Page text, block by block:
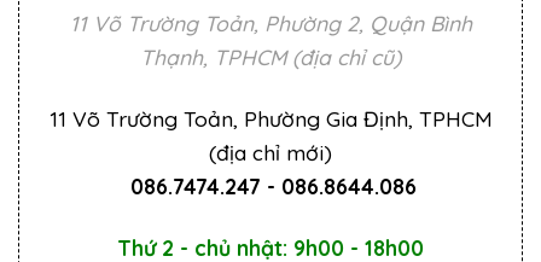
11 Võ Trường Toản, Phường 2, Quận Bình
Thạnh, TPHCM (địa chỉ cũ)
11 Võ Trường Toản, Phường Gia Định, TPHCM
(địa chỉ mới)
086.7474.247 - 086.8644.086
Thứ 2 - chủ nhật: 9h00 - 18h00